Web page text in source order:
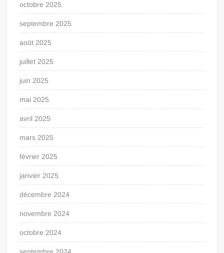
octobre 2025
septembre 2025
août 2025
juillet 2025
juin 2025
mai 2025
avril 2025
mars 2025
février 2025
janvier 2025
décembre 2024
novembre 2024
octobre 2024